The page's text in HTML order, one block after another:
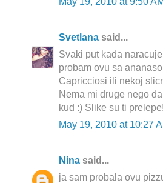
Svetlana said...
Svaki put kada
probam ovu sa
Capricciosi ili nekoj
Nema mi druge nego
kud :) Slike su ti prelepe!
May 19, 2010 at 10:27
Nina said...
ja sam probala ovu